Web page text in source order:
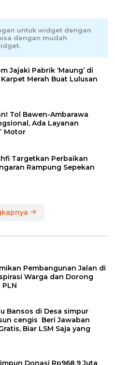
untuk widget dengan
dengan mudah
Jajaki Pabrik ‘Maung’ di
Merah Buat Lulusan
Tol Bawen-Ambarawa
Ada Layanan
Motor
Targetkan Perbaikan
Rampung Sepekan
Pembangunan Jalan di
Warga dan Dorong
Bansos di Desa simpur
cengis Beri Jawaban
Biar LSM Saja yang
Donasi Rp968,9 Juta